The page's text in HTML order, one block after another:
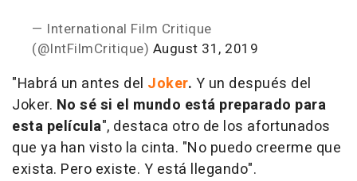
— International Film Critique
(@IntFilmCritique) August 31, 2019
"Habrá un antes del Joker. Y un después del
Joker. No sé si el mundo está preparado para
esta película", destaca otro de los afortunados
que ya han visto la cinta. "No puedo creerme que
exista. Pero existe. Y está llegando".